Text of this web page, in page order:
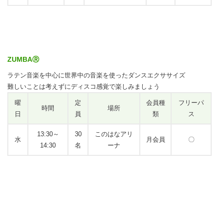
ZUMBAⓇ
ラテン音楽を中心に世界中の音楽を使ったダンスエクササイズ
難しいことは考えずにディスコ感覚で楽しみましょう
曜
日
時間
定
員
場所
会員種
類
フリーパ
ス
水
13:30～
14:30
30
名
このはなアリ
ーナ
月会員 〇